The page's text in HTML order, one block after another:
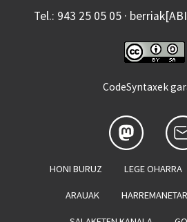
Tel.: 943 25 05 05 ·
CodeSyntaxek
HONI BURUZ LEGE OHARRA
ARAUAK